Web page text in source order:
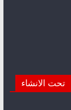
تحت الانشاء